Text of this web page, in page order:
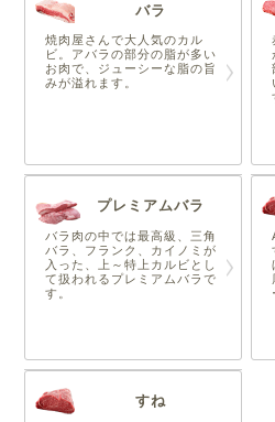
バラ
焼肉屋さんで大人気のカル
ビ。アバラの部分の脂が多い
お肉で、ジューシーな脂の旨
みが溢れます。
プレミアムバラ
バラ肉の中では最高級、三角
バラ、フランク、カイノミが
入った、上～特上カルビとし
て扱われるプレミアムバラで
す。
すね